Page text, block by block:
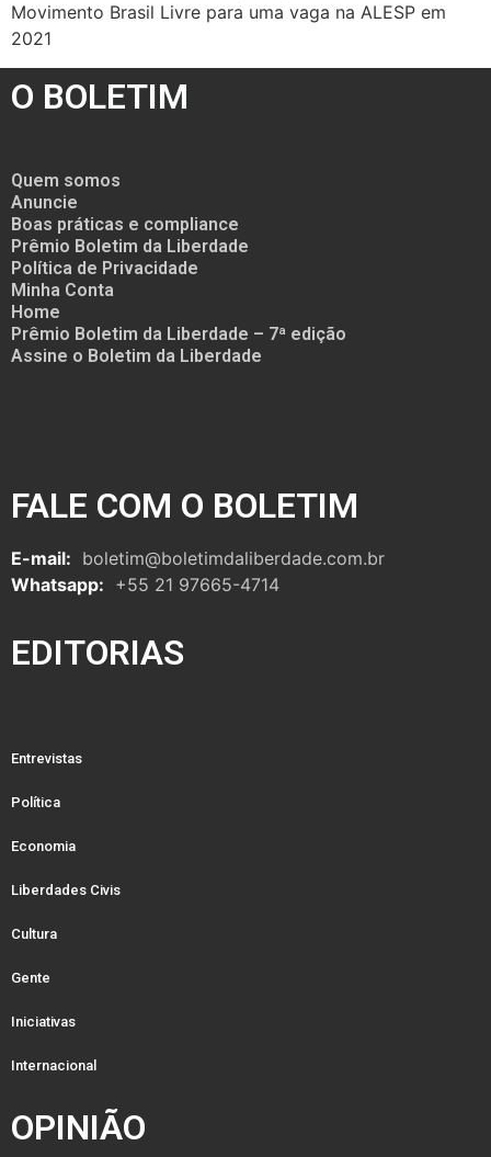
Movimento Brasil Livre para uma vaga na ALESP em
2021
O BOLETIM
Quem somos
Anuncie
Boas práticas e compliance
Prêmio Boletim da Liberdade
Política de Privacidade
Minha Conta
Home
Prêmio Boletim da Liberdade – 7ª edição
Assine o Boletim da Liberdade
FALE COM O BOLETIM
E-mail: boletim@boletimdaliberdade.com.br
Whatsapp: +55 21 97665-4714
EDITORIAS
Entrevistas
Política
Economia
Liberdades Civis
Cultura
Gente
Iniciativas
Internacional
OPINIÃO